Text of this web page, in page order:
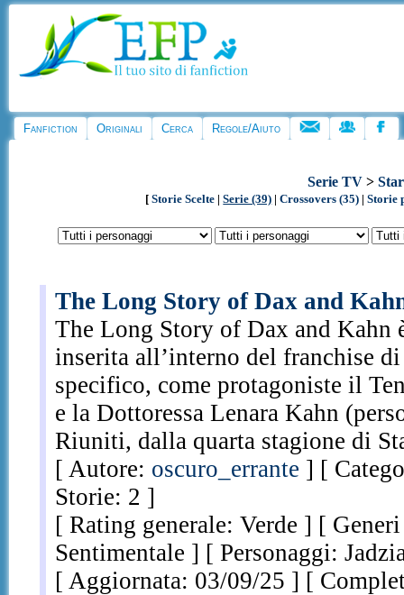
Fanfiction Originali Cerca Regole/Aiuto
Serie TV>
[Storie Scelte |Serie (39) |Crossovers (35) |Storie
The Long Story of Dax and
The Long Story of Dax and
inserita all’interno del franchise
specifico, come protagoniste il
e la Dottoressa Lenara Kahn
Riuniti, dalla quarta stagione di
[ Autore: oscuro_errante ] [
Storie: 2 ]
[ Rating generale: Verde ] [
Sentimentale ] [ Personaggi:
[ Aggiornata: 03/09/25 ] [